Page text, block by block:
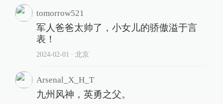
tomorrow521
军人爸爸太帅了，小女儿的骄傲溢于言
表！
2024-02-01 ∙ 北京
Arsenal_X_H_T
九州风神，英勇之父。